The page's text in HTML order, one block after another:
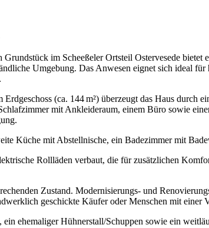
im Scheeßeler Ortsteil Ostervesede
Umgebung. Das Anwesen eignet sich ideal
(ca. 144 m²) überzeugt das Haus
mit Ankleideraum, einem Büro sowie
Küche mit Abstellnische, ein Badezimmer mit
Rollläden verbaut, die für zusätzlichen
Zustand. Modernisierungs- und
geschickte Käufer oder Menschen mit einer
ehemaliger Hühnerstall/Schuppen sowie ein